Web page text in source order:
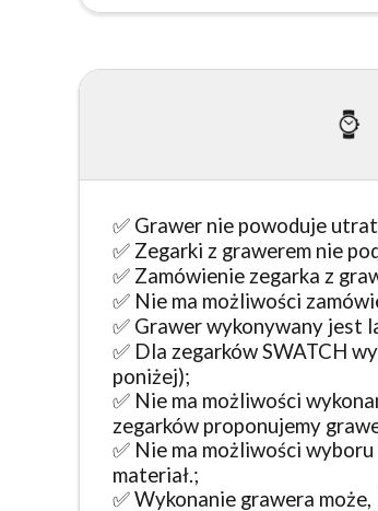
✅ Grawer nie powoduje
✅ Zegarki z grawerem nie
✅ Zamówienie zegarka z
✅ Nie ma możliwości
✅ Grawer wykonywany jest
✅ Dla zegarków SWATCH
poniżej);
✅ Nie ma możliwości
zegarków proponujemy
✅ Nie ma możliwości
materiał.;
✅ Wykonanie grawera